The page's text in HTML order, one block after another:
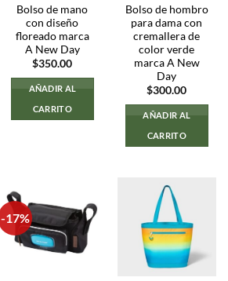
Bolso de mano
con diseño
floreado marca
A New Day
$350.00
AÑADIR AL
CARRITO
Bolso de hombro
para dama con
cremallera de
color verde
marca A New
Day
$300.00
AÑADIR AL
CARRITO
-17%